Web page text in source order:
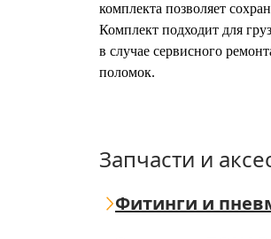
комплекта позволяет
Комплект подходит для
в случае сервисного
поломок.
Запчасти и
Фитинги и